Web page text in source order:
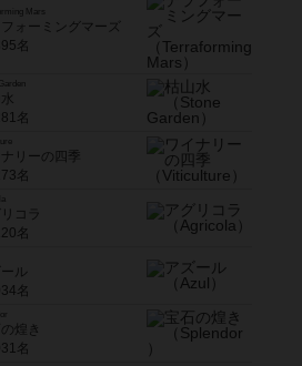
Mars
フォーミングマーズ
名
名
リーの四季
名
リコラ
名
ル
名
の煌き
名